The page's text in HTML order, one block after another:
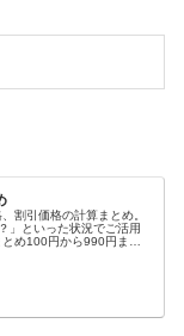
割引価格の計算まとめ。
」といった状況でご活用
め100円から990円まで